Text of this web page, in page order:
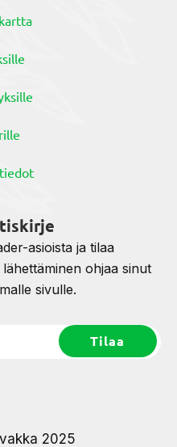
asioista ja tilaa
ohjaa sinut
sivulle.
2025